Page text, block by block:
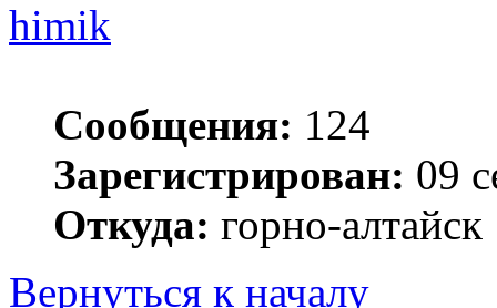
himik
Сообщения: 124
Зарегистрирован: 09
Откуда: горно-алтайск
Вернуться к началу